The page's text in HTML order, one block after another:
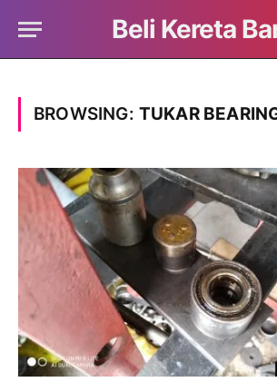
Beli Kereta
BROWSING: TUKAR